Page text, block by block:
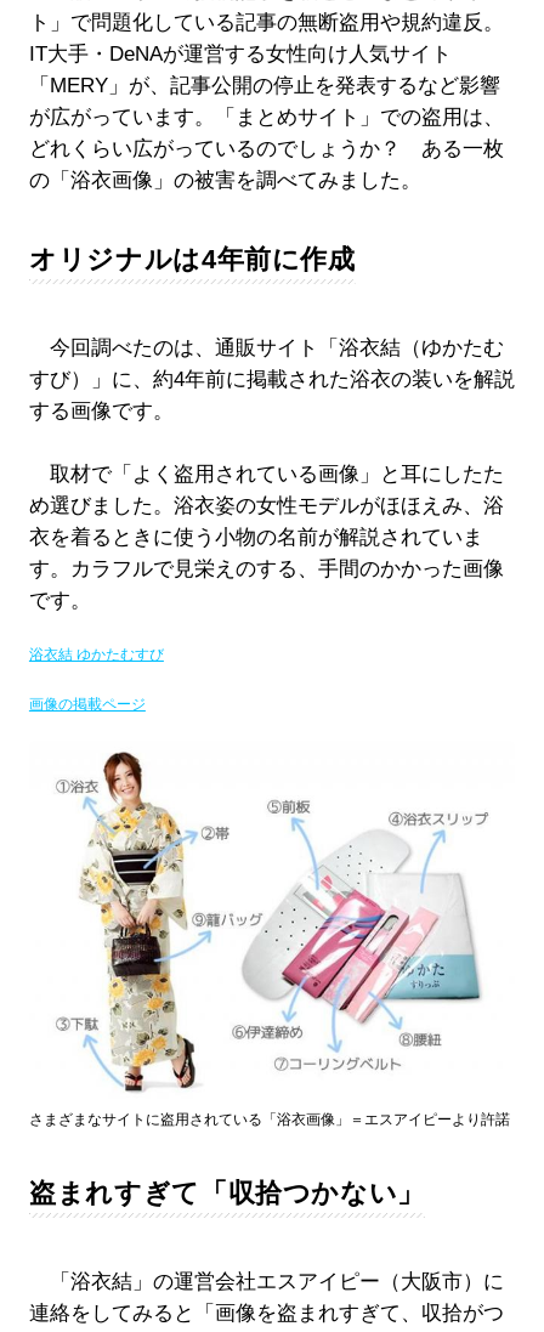
ト」で問題化している記事の無断盗用や規約違反。
IT大手・DeNAが運営する女性向け人気サイト
「MERY」が、記事公開の停止を発表するなど影響
が広がっています。「まとめサイト」での盗用は、
どれくらい広がっているのでしょうか？ ある一枚
の「浴衣画像」の被害を調べてみました。
オリジナルは4年前に作成
今回調べたのは、通販サイト「浴衣結（ゆかたむ
すび）」に、約4年前に掲載された浴衣の装いを解説
する画像です。
取材で「よく盗用されている画像」と耳にしたた
め選びました。浴衣姿の女性モデルがほほえみ、浴
衣を着るときに使う小物の名前が解説されていま
す。カラフルで見栄えのする、手間のかかった画像
です。
浴衣結 ゆかたむすび
画像の掲載ページ
さまざまなサイトに盗用されている「浴衣画像」＝エスアイピーより許諾
盗まれすぎて「収拾つかない」
「浴衣結」の運営会社エスアイピー（大阪市）に
連絡をしてみると「画像を盗まれすぎて、収拾がつ